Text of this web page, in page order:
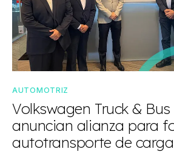
AUTOMOTRIZ
Volkswagen Truck & Bus
anuncian alianza para
autotransporte de